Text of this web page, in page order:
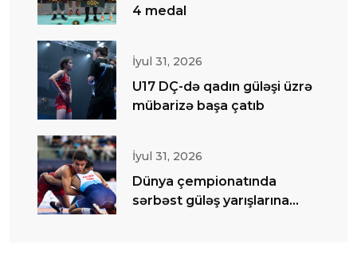
4 medal
İyul 31, 2026
U17 DÇ-də qadın güləşi üzrə
mübarizə başa çatıb
İyul 31, 2026
Dünya çempionatında
sərbəst güləş yarışlarına